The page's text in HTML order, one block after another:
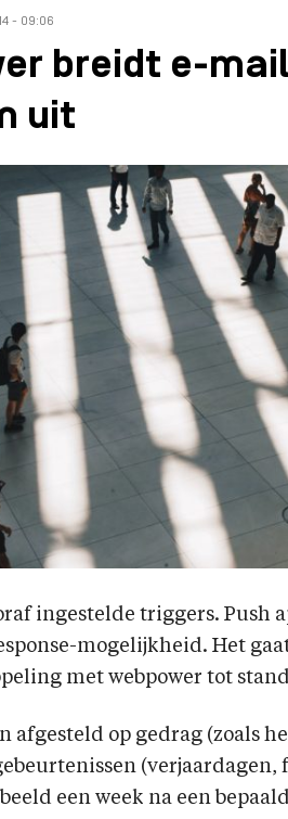
- 09:06
breidt e-
uit
ingestelde triggers. Push
mogelijkheid. Het
met webpower tot
afgesteld op gedrag (zoals
(verjaardagen,
een week na een